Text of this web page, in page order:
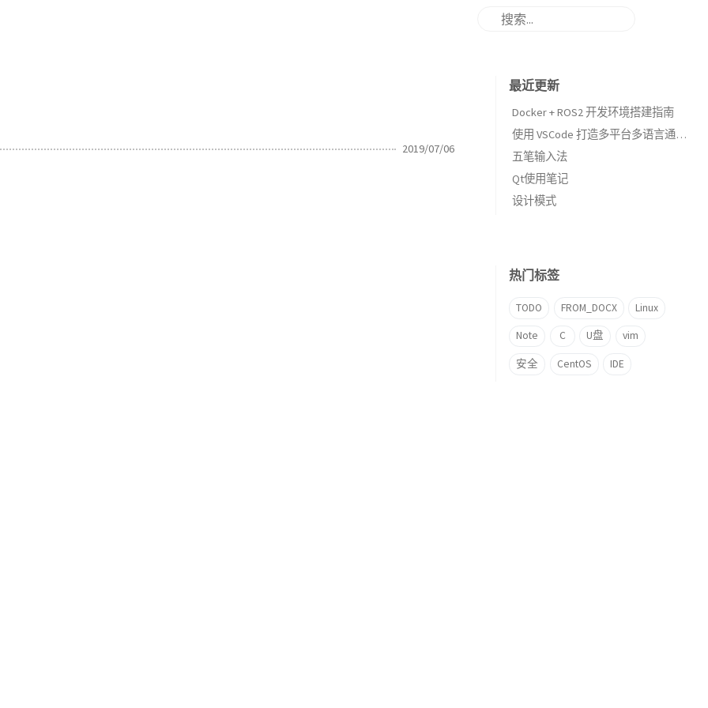
2019/07/06
最近更新
Docker + ROS2 开发环境搭建指南
使用 VSCode 打造多平台多语言通用的 IDE
五笔输入法
Qt使用笔记
设计模式
热门标签
TODO FROM_DOCX Linux
Note C U盘 vim
安全 CentOS IDE